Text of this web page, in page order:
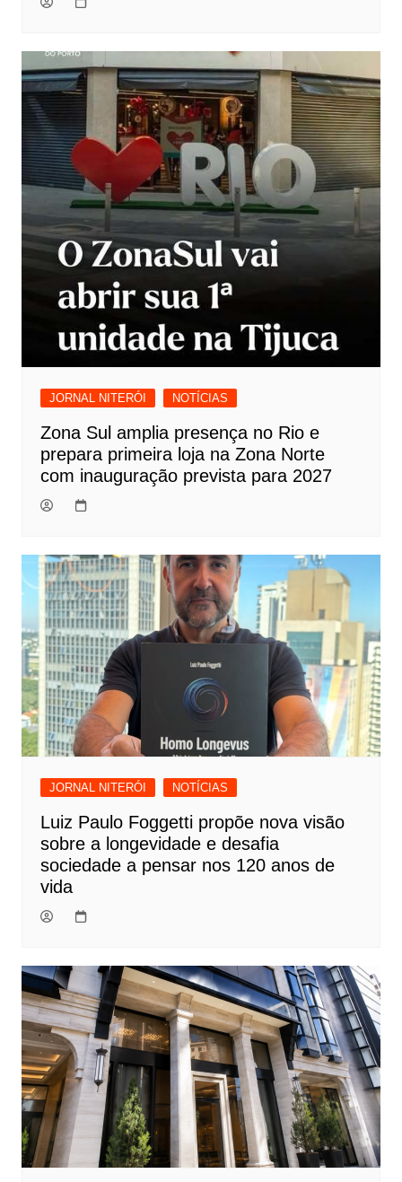
JORNAL NITERÓI NOTÍCIAS
Zona Sul amplia presença no Rio e
prepara primeira loja na Zona Norte
com inauguração prevista para 2027
JORNAL NITERÓI NOTÍCIAS
Luiz Paulo Foggetti propõe nova visão
sobre a longevidade e desafia
sociedade a pensar nos 120 anos de
vida